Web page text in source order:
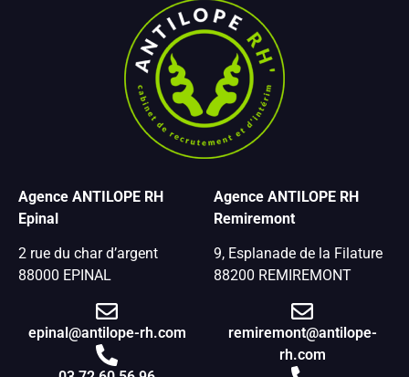
Agence ANTILOPE RH
Epinal
2 rue du char d’argent
88000 EPINAL
epinal@antilope-rh.com
Agence ANTILOPE RH
Remiremont
9, Esplanade de la Filature
88200 REMIREMONT
remiremont@antilope-
rh.com